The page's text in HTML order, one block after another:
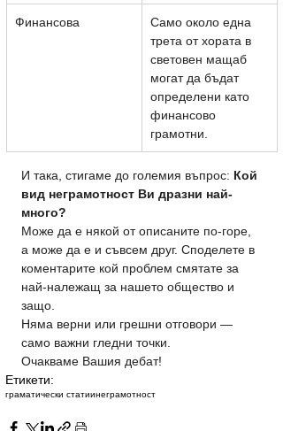
Финансова
Само около една
трета от хората в
световен мащаб
могат да бъдат
определени като
финансово
грамотни.
И така, стигаме до големия въпрос: Кой
вид неграмотност Ви дразни най-
много?
Може да е някой от описаните по-горе,
а може да е и съвсем друг. Споделете в
коментарите кой проблем смятате за
най-належащ за нашето общество и
защо.
Няма верни или грешни отговори —
само важни гледни точки.
Очакваме Вашия дебат!
Етикети:
граматически статиинеграмотност